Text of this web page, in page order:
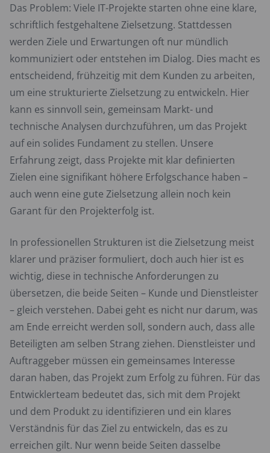
Das Problem: Viele IT-Projekte starten ohne eine klare,
schriftlich festgehaltene Zielsetzung. Stattdessen
werden Ziele und Erwartungen oft nur mündlich
kommuniziert oder entstehen im Dialog. Dies macht es
entscheidend, frühzeitig mit dem Kunden zu arbeiten,
um eine strukturierte Zielsetzung zu entwickeln. Hier
kann es sinnvoll sein, gemeinsam Markt- und
technische Analysen durchzuführen, um das Projekt
auf ein solides Fundament zu stellen. Unsere
Erfahrung zeigt, dass Projekte mit klar definierten
Zielen eine signifikant höhere Erfolgschance haben –
auch wenn eine gute Zielsetzung allein noch kein
Garant für den Projekterfolg ist.
In professionellen Strukturen ist die Zielsetzung meist
klarer und präziser formuliert, doch auch hier ist es
wichtig, diese in technische Anforderungen zu
übersetzen, die beide Seiten – Kunde und Dienstleister
– gleich verstehen. Dabei geht es nicht nur darum, was
am Ende erreicht werden soll, sondern auch, dass alle
Beteiligten am selben Strang ziehen. Dienstleister und
Auftraggeber müssen ein gemeinsames Interesse
daran haben, das Projekt zum Erfolg zu führen. Für das
Entwicklerteam bedeutet das, sich mit dem Projekt
und dem Produkt zu identifizieren und ein klares
Verständnis für das Ziel zu entwickeln, das es zu
erreichen gilt. Nur wenn beide Seiten dasselbe